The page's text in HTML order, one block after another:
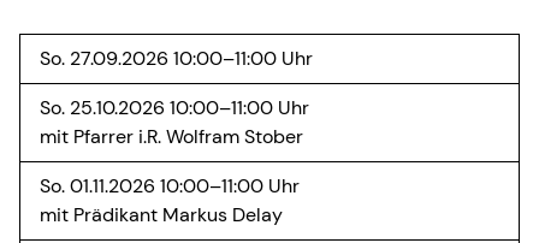
So. 27.09.2026 10:00–11:00 Uhr
So. 25.10.2026 10:00–11:00 Uhr
mit Pfarrer i.R. Wolfram Stober
So. 01.11.2026 10:00–11:00 Uhr
mit Prädikant Markus Delay